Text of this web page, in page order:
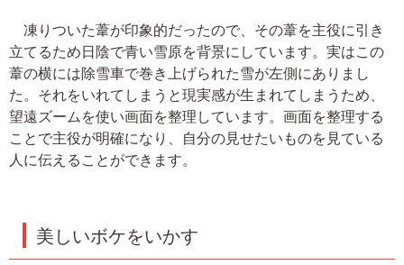
凍りついた葦が印象的だったので、その葦を主役に引き
立てるため日陰で青い雪原を背景にしています。実はこの
葦の横には除雪車で巻き上げられた雪が左側にありまし
た。それをいれてしまうと現実感が生まれてしまうため、
望遠ズームを使い画面を整理しています。画面を整理する
ことで主役が明確になり、自分の見せたいものを見ている
人に伝えることができます。
美しいボケをいかす